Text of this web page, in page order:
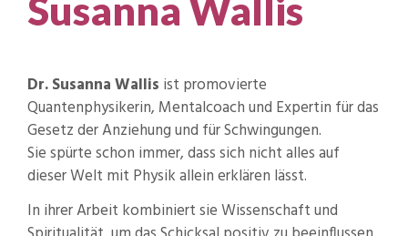
Susanna Wallis
Dr. Susanna Wallis ist promovierte
Quantenphysikerin, Mentalcoach und Expertin für das
Gesetz der Anziehung und für Schwingungen.
Sie spürte schon immer, dass sich nicht alles auf
dieser Welt mit Physik allein erklären lässt.
In ihrer Arbeit kombiniert sie Wissenschaft und